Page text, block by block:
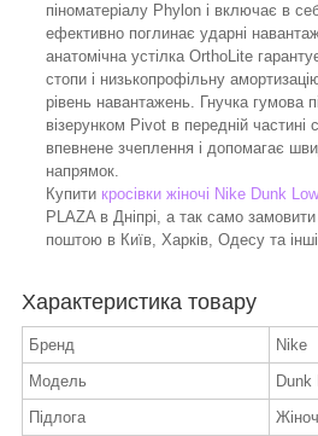
піноматеріалу Phylon і включає в
ефективно поглинає ударні
анатомічна устілка OrthoLite
стопи і низькопрофільну
рівень навантажень. Гнучка гумова
візерунком Pivot в передній частині
впевнене зчеплення і допомагає
напрямок.
Купити кросівки жіночі Nike Dunk Low
PLAZA в Дніпрі, а так само
поштою в Київ, Харків, Одесу та інші
Характеристика товару
Бренд
Nike
Модель
Dunk
Підлога